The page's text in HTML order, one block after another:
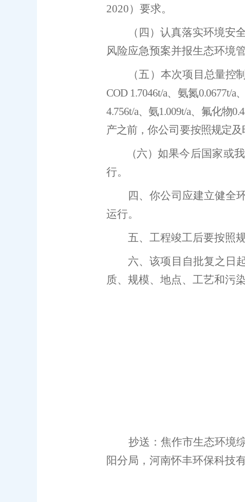
2020）要求。
（四） 认真落实环境安
风险应急预案并报生态环境
（五） 本次项目总量控
COD 1.7046t/a、 氨氮0.0677t/a
4.756t/a、氨1.009t/a、氟化物
产之前， 你公司要按照规定及
（六） 如果今后国家或
行。
四、你公司应建立健全
运行。
五、 工程竣工后要按照
六、该项目自批复之日
质、规模、地点、工艺和污
抄送：焦作市生态环境
阳分局， 河南怀丰环保科技